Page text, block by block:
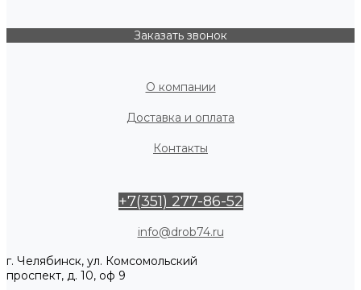
Заказать звонок
О компании
Доставка и оплата
Контакты
+7(351) 277-86-52
info@drob74.ru
г. Челябинск, ул. Комсомольский
проспект, д. 10, оф 9